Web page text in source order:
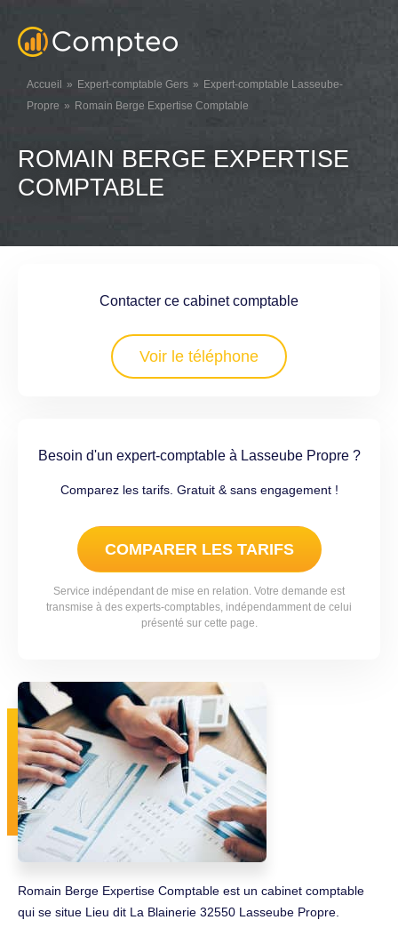
Accueil Expert-comptable Gers
Expert-comptable Lasseube-
Propre
Romain Berge Expertise Comptable
ROMAIN BERGE EXPERTISE
COMPTABLE
Contacter ce cabinet comptable
Voir le téléphone
Besoin d'un expert-comptable à Lasseube Propre ?
Comparez les tarifs. Gratuit & sans engagement !
COMPARER LES TARIFS
Service indépendant de mise en relation. Votre demande est
transmise à des experts-comptables, indépendamment de celui
présenté sur cette page.
Romain Berge Expertise Comptable est un cabinet comptable
qui se situe Lieu dit La Blainerie 32550 Lasseube Propre.